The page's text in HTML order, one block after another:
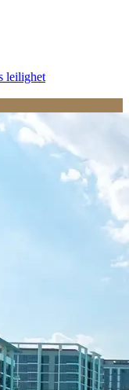
leilighet